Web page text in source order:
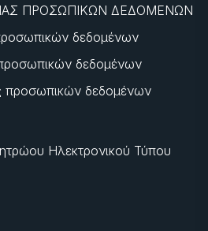
ΠΡΟΣΩΠΙΚΩΝ ΔΕΔΟΜΕΝΩΝ
δεδομένων
δεδομένων
προσωπικών δεδομένων
Ηλεκτρονικού Τύπου